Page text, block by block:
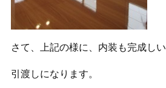
さて、上記の様に、内装も完成し
引渡しになります。